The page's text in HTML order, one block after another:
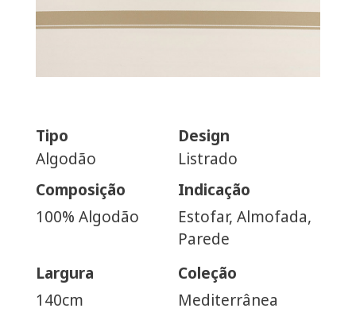
Tipo
Algodão
Design
Listrado
Composição
100% Algodão
Indicação
Estofar, Almofada,
Parede
Largura
140cm
Coleção
Mediterrânea